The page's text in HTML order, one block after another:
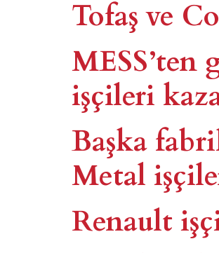
Tofaş ve
MESS’ten
işçileri
Başka
Metal
Renault